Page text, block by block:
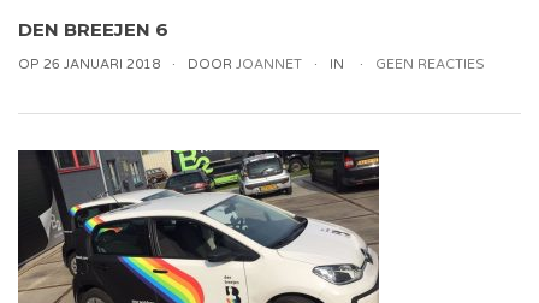
DEN BREEJEN 6
OP 26 JANUARI 2018 DOOR JOANNET IN GEEN REACTIES